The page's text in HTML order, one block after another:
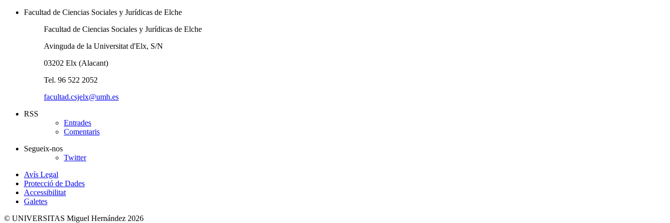
Facultad de Ciencias Sociales y Jurídicas de Elche
Facultad de Ciencias Sociales y Jurídicas de Elche
Avinguda de la Universitat d'Elx, S/N
03202 Elx (Alacant)
Tel. 96 522 2052
facultad.csjelx@umh.es
RSS
Entrades
Comentaris
Segueix-nos
Twitter
Avís Legal
Protecció de Dades
Accessibilitat
Galetes
© UNIVERSITAS Miguel Hernández 2026